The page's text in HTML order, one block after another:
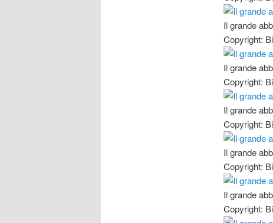
Il grande
Copyright:
Il grande
Copyright:
Il grande
Copyright:
Il grande
Copyright:
Il grande
Copyright: